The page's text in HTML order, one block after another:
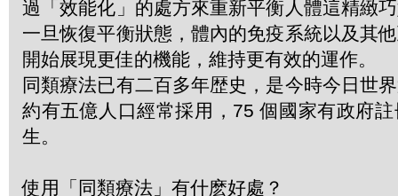
過「效能化」的處方來重新平衡人體這精緻
一旦恢復平衡狀態，體內的免疫系統以及其
開始展現更佳的機能，維持更有效的運作。
同類療法已有二百多年歴史，是今時今日世
約有五億人口經常採用，75 個國家有政府
生。
使用「同類療法」有什麽好處？